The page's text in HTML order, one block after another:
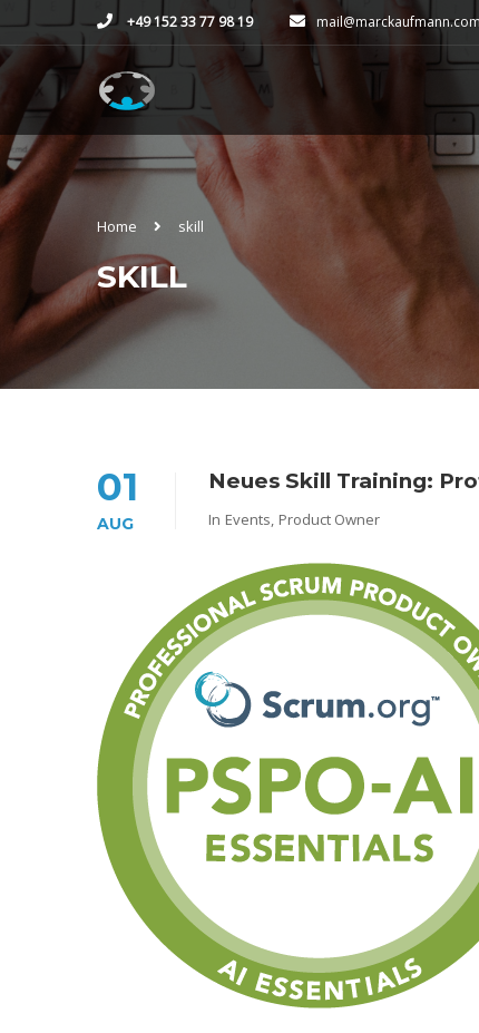
+49 152 33 77 98 19 mail@marckaufmann.com
Home skill
SKILL
01
AUG
Neues Skill Training:
In Events, Product Owner